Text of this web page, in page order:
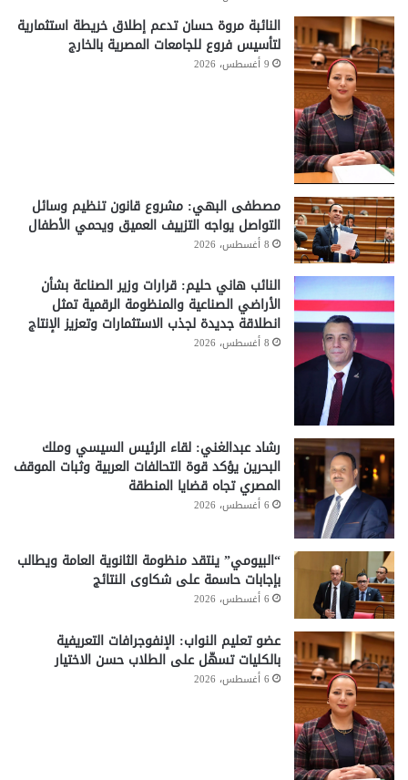
النائبة مروة حسان تدعم إطلاق خريطة استثمارية
لتأسيس فروع للجامعات المصرية بالخارج
9 أغسطس، 2026
مصطفى البهي: مشروع قانون تنظيم وسائل
التواصل يواجه التزييف العميق ويحمي الأطفال
8 أغسطس، 2026
النائب هاني حليم: قرارات وزير الصناعة بشأن
الأراضي الصناعية والمنظومة الرقمية تمثل
انطلاقة جديدة لجذب الاستثمارات وتعزيز الإنتاج
8 أغسطس، 2026
رشاد عبدالغني: لقاء الرئيس السيسي وملك
البحرين يؤكد قوة التحالفات العربية وثبات الموقف
المصري تجاه قضايا المنطقة
6 أغسطس، 2026
“البيومي” ينتقد منظومة الثانوية العامة ويطالب
بإجابات حاسمة على شكاوى النتائج
6 أغسطس، 2026
عضو تعليم النواب: الإنفوجرافات التعريفية
بالكليات تسهّل على الطلاب حسن الاختيار
6 أغسطس، 2026